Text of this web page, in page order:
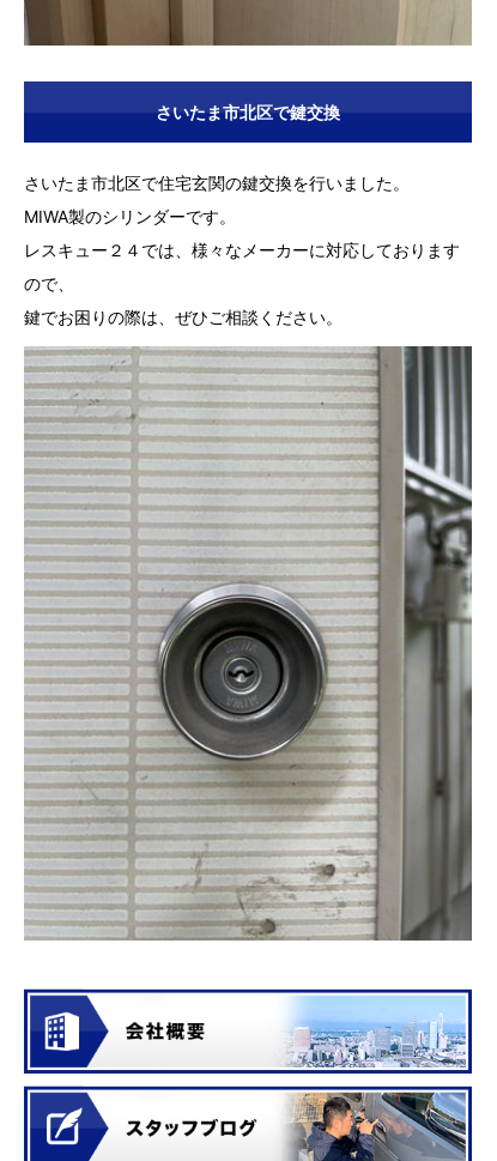
さいたま市北区で鍵交換
さいたま市北区で住宅玄関の鍵交換を行いました。
MIWA製のシリンダーです。
レスキュー２４では、様々なメーカーに対応しております
ので、
鍵でお困りの際は、ぜひご相談ください。